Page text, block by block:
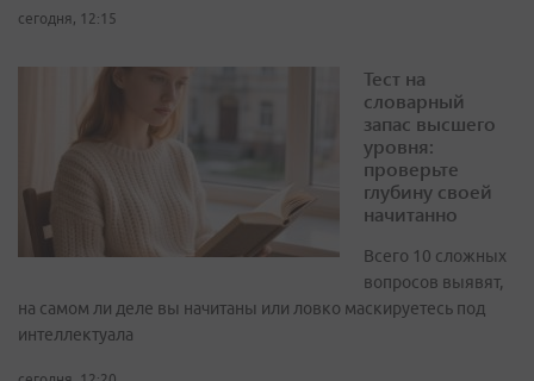
сегодня, 12:15
Тест на
словарный
запас высшего
уровня:
проверьте
глубину своей
начитанно
Всего 10 сложных
вопросов выявят,
на самом ли деле вы начитаны или ловко маскируетесь под
интеллектуала